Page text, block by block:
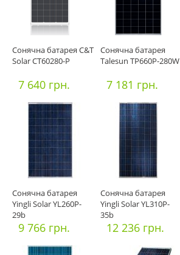
Сонячна батарея C&T
Solar СT60280-P
7 640 грн.
Сонячна батарея
Talesun TP660P-280W
7 181 грн.
Сонячна батарея
Yingli Solar YL260P-
29b
9 766 грн.
Сонячна батарея
Yingli Solar YL310P-
35b
12 236 грн.